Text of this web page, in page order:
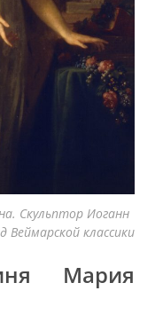
Скульптор Иоганн
классики
Мария